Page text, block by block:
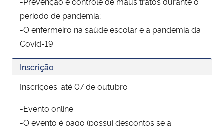
período de pandemia;
-O enfermeiro na saúde escolar e a pandemia da
Covid-19
Inscrição
Inscrições: até 07 de outubro
-Evento online
-O evento é pago (possui descontos se a